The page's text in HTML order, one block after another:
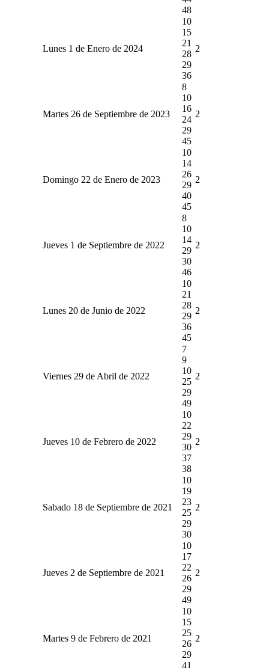
48
Lunes 1 de Enero de 2024
10
15
21
28
29
36
2
Martes 26 de Septiembre de 2023
8
10
16
24
29
45
2
Domingo 22 de Enero de 2023
10
14
26
29
40
45
2
Jueves 1 de Septiembre de 2022
8
10
14
29
30
46
2
Lunes 20 de Junio de 2022
10
21
28
29
36
45
2
Viernes 29 de Abril de 2022
7
9
10
25
29
49
2
Jueves 10 de Febrero de 2022
10
22
29
30
37
38
2
Sabado 18 de Septiembre de 2021
10
19
23
25
29
30
2
Jueves 2 de Septiembre de 2021
10
17
22
26
29
49
2
Martes 9 de Febrero de 2021
10
15
25
26
29
41
2